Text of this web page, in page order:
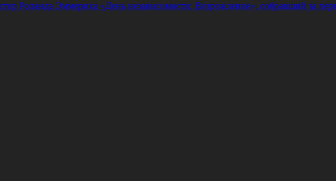
Роланда Эммериха «День независимости: Возрождение», собравший за